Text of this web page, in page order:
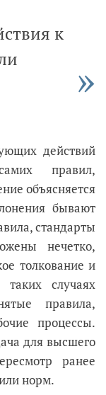
к
действий
правил,
объясняется
бывают
стандарты
нечетко,
толкование и
таких случаях
правила,
процессы.
для высшего
ранее
норм.